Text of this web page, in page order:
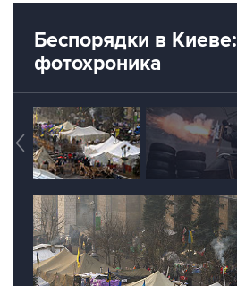
Беспорядки в Киеве:
фотохроника